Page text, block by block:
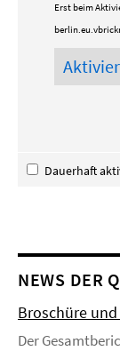
Erst beim
Dauerhaft
NEWS DER
Broschüre
Der